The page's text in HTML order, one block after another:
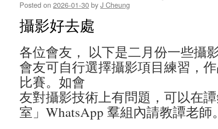
Posted on 2026-01-30byJ Cheung
攝影好去處
各位會友， 以下是二月份一些攝
會友可自行選擇攝影項目練習，
比賽。如會
友對攝影技術上有問題，可以在
室」WhatsApp 羣組內請教譚老師